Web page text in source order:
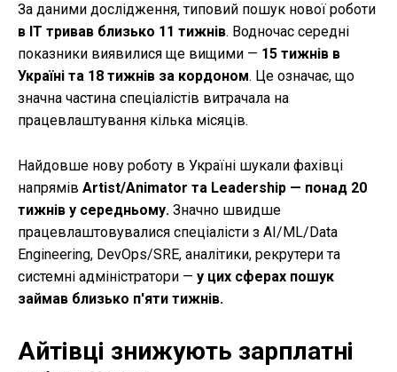
За даними дослідження, типовий пошук нової роботи
в IT тривав близько 11 тижнів. Водночас середні
показники виявилися ще вищими — 15 тижнів в
Україні та 18 тижнів за кордоном. Це означає, що
значна частина спеціалістів витрачала на
працевлаштування кілька місяців.
Найдовше нову роботу в Україні шукали фахівці
напрямів Artist/Animator та Leadership — понад 20
тижнів у середньому. Значно швидше
працевлаштовувалися спеціалісти з AI/ML/Data
Engineering, DevOps/SRE, аналітики, рекрутери та
системні адміністратори — у цих сферах пошук
займав близько п'яти тижнів.
Айтівці знижують зарплатні